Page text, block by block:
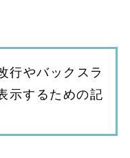
行やバックスラ
示するための記